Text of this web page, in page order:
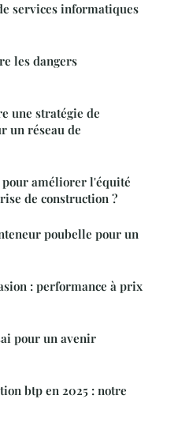
services informatiques
les dangers
une stratégie de
un réseau de
pour améliorer l'équité
de construction ?
poubelle pour un
: performance à prix
pour un avenir
btp en 2025 : notre